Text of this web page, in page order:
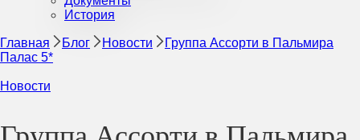
История
Главная Блог Новости
Группа Ассорти в Пальмира
Палас 5*
Новости